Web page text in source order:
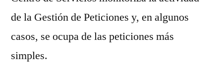
de la Gestión de Peticiones y, en algunos
casos, se ocupa de las peticiones más
simples.